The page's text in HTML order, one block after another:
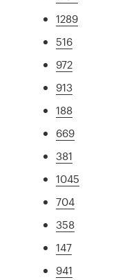
1289
516
972
913
188
669
381
1045
704
358
147
941